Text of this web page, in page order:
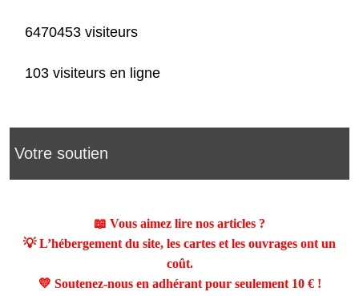
6470453 visiteurs
103 visiteurs en ligne
Votre soutien
📖 Vous aimez lire nos articles ?
💡 L’hébergement du site, les cartes et les ouvrages ont un
coût.
💛 Soutenez-nous en adhérant pour seulement 10 €!